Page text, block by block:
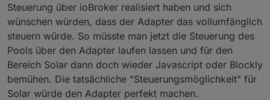
Steuerung über ioBroker realisiert haben und sich
wünschen würden, dass der Adapter das vollumfänglich
steuern würde. So müsste man jetzt die Steuerung des
Pools über den Adapter laufen lassen und für den
Bereich Solar dann doch wieder Javascript oder Blockly
bemühen. Die tatsächliche "Steuerungsmöglichkeit" für
Solar würde den Adapter perfekt machen.